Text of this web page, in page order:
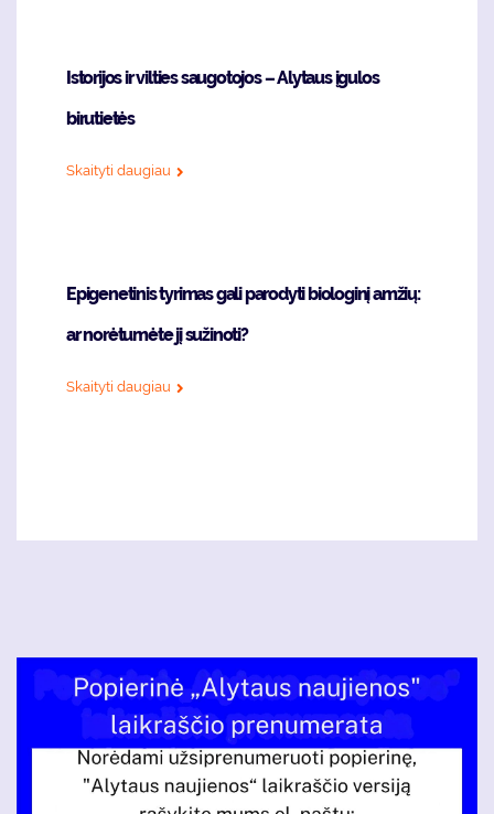
Istorijos ir vilties saugotojos – Alytaus įgulos
birutietės
Skaityti daugiau
Epigenetinis tyrimas gali parodyti biologinį amžių:
ar norėtumėte jį sužinoti?
Skaityti daugiau